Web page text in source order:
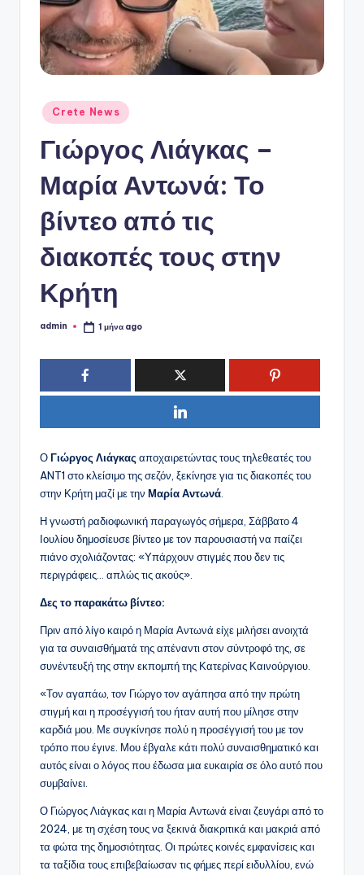
P
o
Αναρτήθηκε
σε
Crete News
Γιώργος Λιάγκας –
Μαρία Αντωνά: Το
βίντεο από τις
διακοπές τους στην
Κρήτη
Συγγραφέας:
admin 1 μήνα ago
ΟΓιώργος Λιάγκας αποχαιρετώντας τους τηλεθεατές του
ANT1 στο κλείσιμο της σεζόν, ξεκίνησε για τις διακοπές του
στην Κρήτη μαζί με την Μαρία Αντωνά
Η γνωστή ραδιοφωνική παραγωγός σήμερα, Σάββατο 4
Ιουλίου δημοσίευσε βίντεο με τον παρουσιαστή να παίζει
πιάνο σχολιάζοντας: «Υπάρχουν στιγμές που δεν τις
περιγράφεις… απλώς τις ακούς».
Δες το παρακάτω βίντεο:
Πριν από λίγο καιρό η Μαρία Αντωνά είχε μιλήσει ανοιχτά
για τα συναισθήματά της απέναντι στον σύντροφό της, σε
συνέντευξή της στην εκπομπή της Κατερίνας Καινούργιου.
«Τον αγαπάω, τον Γιώργο τον αγάπησα από την πρώτη
στιγμή και η προσέγγισή του ήταν αυτή που μίλησε στην
καρδιά μου. Με συγκίνησε πολύ η προσέγγισή του με τον
τρόπο που έγινε. Μου έβγαλε κάτι πολύ συναισθηματικό και
αυτός είναι ο λόγος που έδωσα μια ευκαιρία σε όλο αυτό που
συμβαίνει.
Ο Γιώργος Λιάγκας και η Μαρία Αντωνά είναι ζευγάρι από το
2024, με τη σχέση τους να ξεκινά διακριτικά και μακριά από
τα φώτα της δημοσιότητας. Οι πρώτες κοινές εμφανίσεις και
τα ταξίδια τους επιβεβαίωσαν τις φήμες περί ειδυλλίου, ενώ